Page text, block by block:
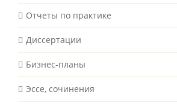
Отчеты по практике
Диссертации
Бизнес-планы
Эссе, сочинения